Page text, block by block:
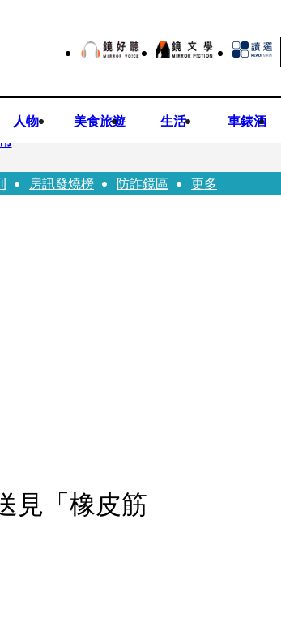
人物 美食旅遊 生活 車錶酒
YOU」 驚喜林志玲同步曝光父親節「披
房訊發燒榜 防詐鏡區 更多
見「橡皮筋